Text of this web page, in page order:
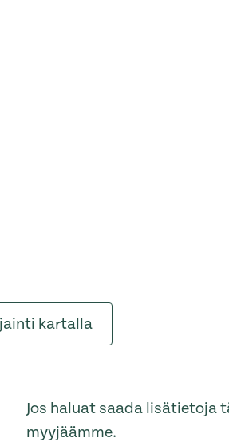
kartalla
Jos haluat saada
myyjäämme.